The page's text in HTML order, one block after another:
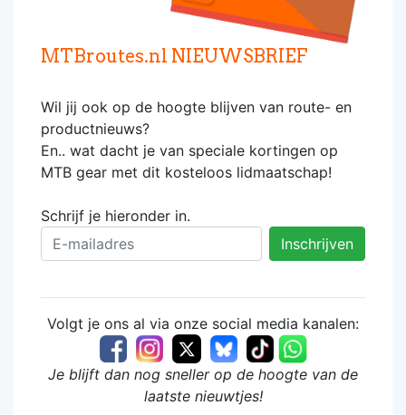
MTBroutes.nl NIEUWSBRIEF
Wil jij ook op de hoogte blijven van route- en
productnieuws?
En.. wat dacht je van speciale kortingen op
MTB gear met dit kosteloos lidmaatschap!
Schrijf je hieronder in.
Volgt je ons al via onze social media kanalen:
Je blijft dan nog sneller op de hoogte van de
laatste nieuwtjes!